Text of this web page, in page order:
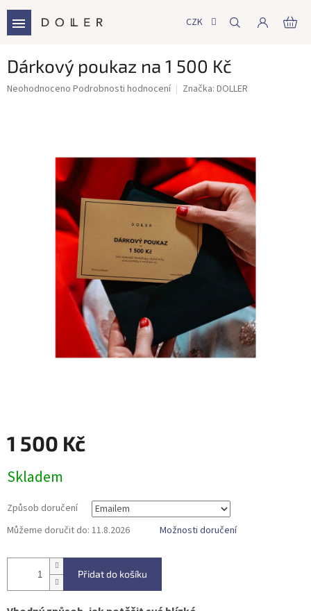
obsah
CZK
Dárkový poukaz na 1 500 Kč
Průměrné
Neohodnoceno Podrobnosti hodnocení Značka: DOLLER
1 500 Kč
cena:
Skladem
Způsob doručení
Můžeme doručit do: 11.8.2026 Možnosti doručení
Přidat do košíku